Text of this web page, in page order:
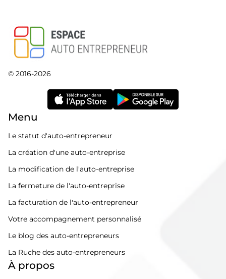
© 2016-2026
Menu
Le statut d'auto-entrepreneur
La création d'une auto-entreprise
La modification de l'auto-entreprise
La fermeture de l'auto-entreprise
La facturation de l'auto-entrepreneur
Votre accompagnement personnalisé
Le blog des auto-entrepreneurs
La Ruche des auto-entrepreneurs
À propos